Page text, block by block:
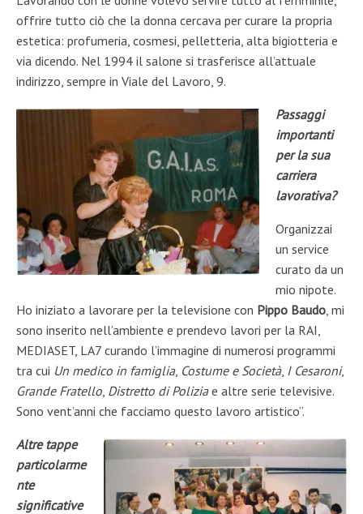
offrire tutto ciò che la donna cercava per curare la propria
estetica: profumeria, cosmesi, pelletteria, alta bigiotteria e
via dicendo. Nel 1994 il salone si trasferisce all’attuale
indirizzo, sempre in Viale del Lavoro, 9.
Passaggi
importanti
per la sua
carriera
lavorativa?
Organizzai
un service
curato da un
mio nipote.
Ho iniziato a lavorare per la televisione con Pippo Baudo, mi
sono inserito nell’ambiente e prendevo lavori per la RAI,
MEDIASET, LA7 curando l’immagine di numerosi programmi
tra cui Un medico in famiglia, Costume e Società, I Cesaroni,
Grande Fratello, Distretto di Poliziae altre serie televisive.
Sono vent’anni che facciamo questo lavoro artistico”.
Altre tappe
particolarme
nte
significative